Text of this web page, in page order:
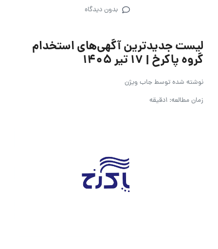
بدون دیدگاه
لیست جدیدترین آگهی‌های استخدام
گروه پاکرخ | ۱۷ تیر ۱۴۰۵
نوشته شده توسطجاب ویژن
زمان مطالعه: 1دقیقه